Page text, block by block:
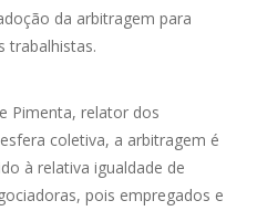
da arbitragem para
trabalhistas.
Pimenta, relator dos
coletiva, a arbitragem é
à relativa igualdade de
pois empregados e